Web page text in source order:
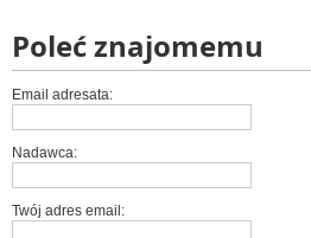
Poleć znajomemu
Email adresata:
Nadawca:
Twój adres email: